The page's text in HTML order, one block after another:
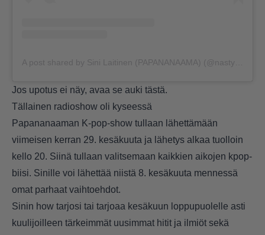
Jos upotus ei näy, avaa se auki tästä.
Tällainen radioshow oli kyseessä
Papananaaman K-pop-show tullaan lähettämään
viimeisen kerran 29. kesäkuuta ja lähetys alkaa tuolloin
kello 20. Siinä tullaan valitsemaan kaikkien aikojen kpop-
biisi. Sinille voi lähettää niistä 8. kesäkuuta mennessä
omat parhaat vaihtoehdot.
Sinin how tarjosi tai tarjoaa kesäkuun loppupuolelle asti
kuulijoilleen tärkeimmät uusimmat hitit ja ilmiöt sekä